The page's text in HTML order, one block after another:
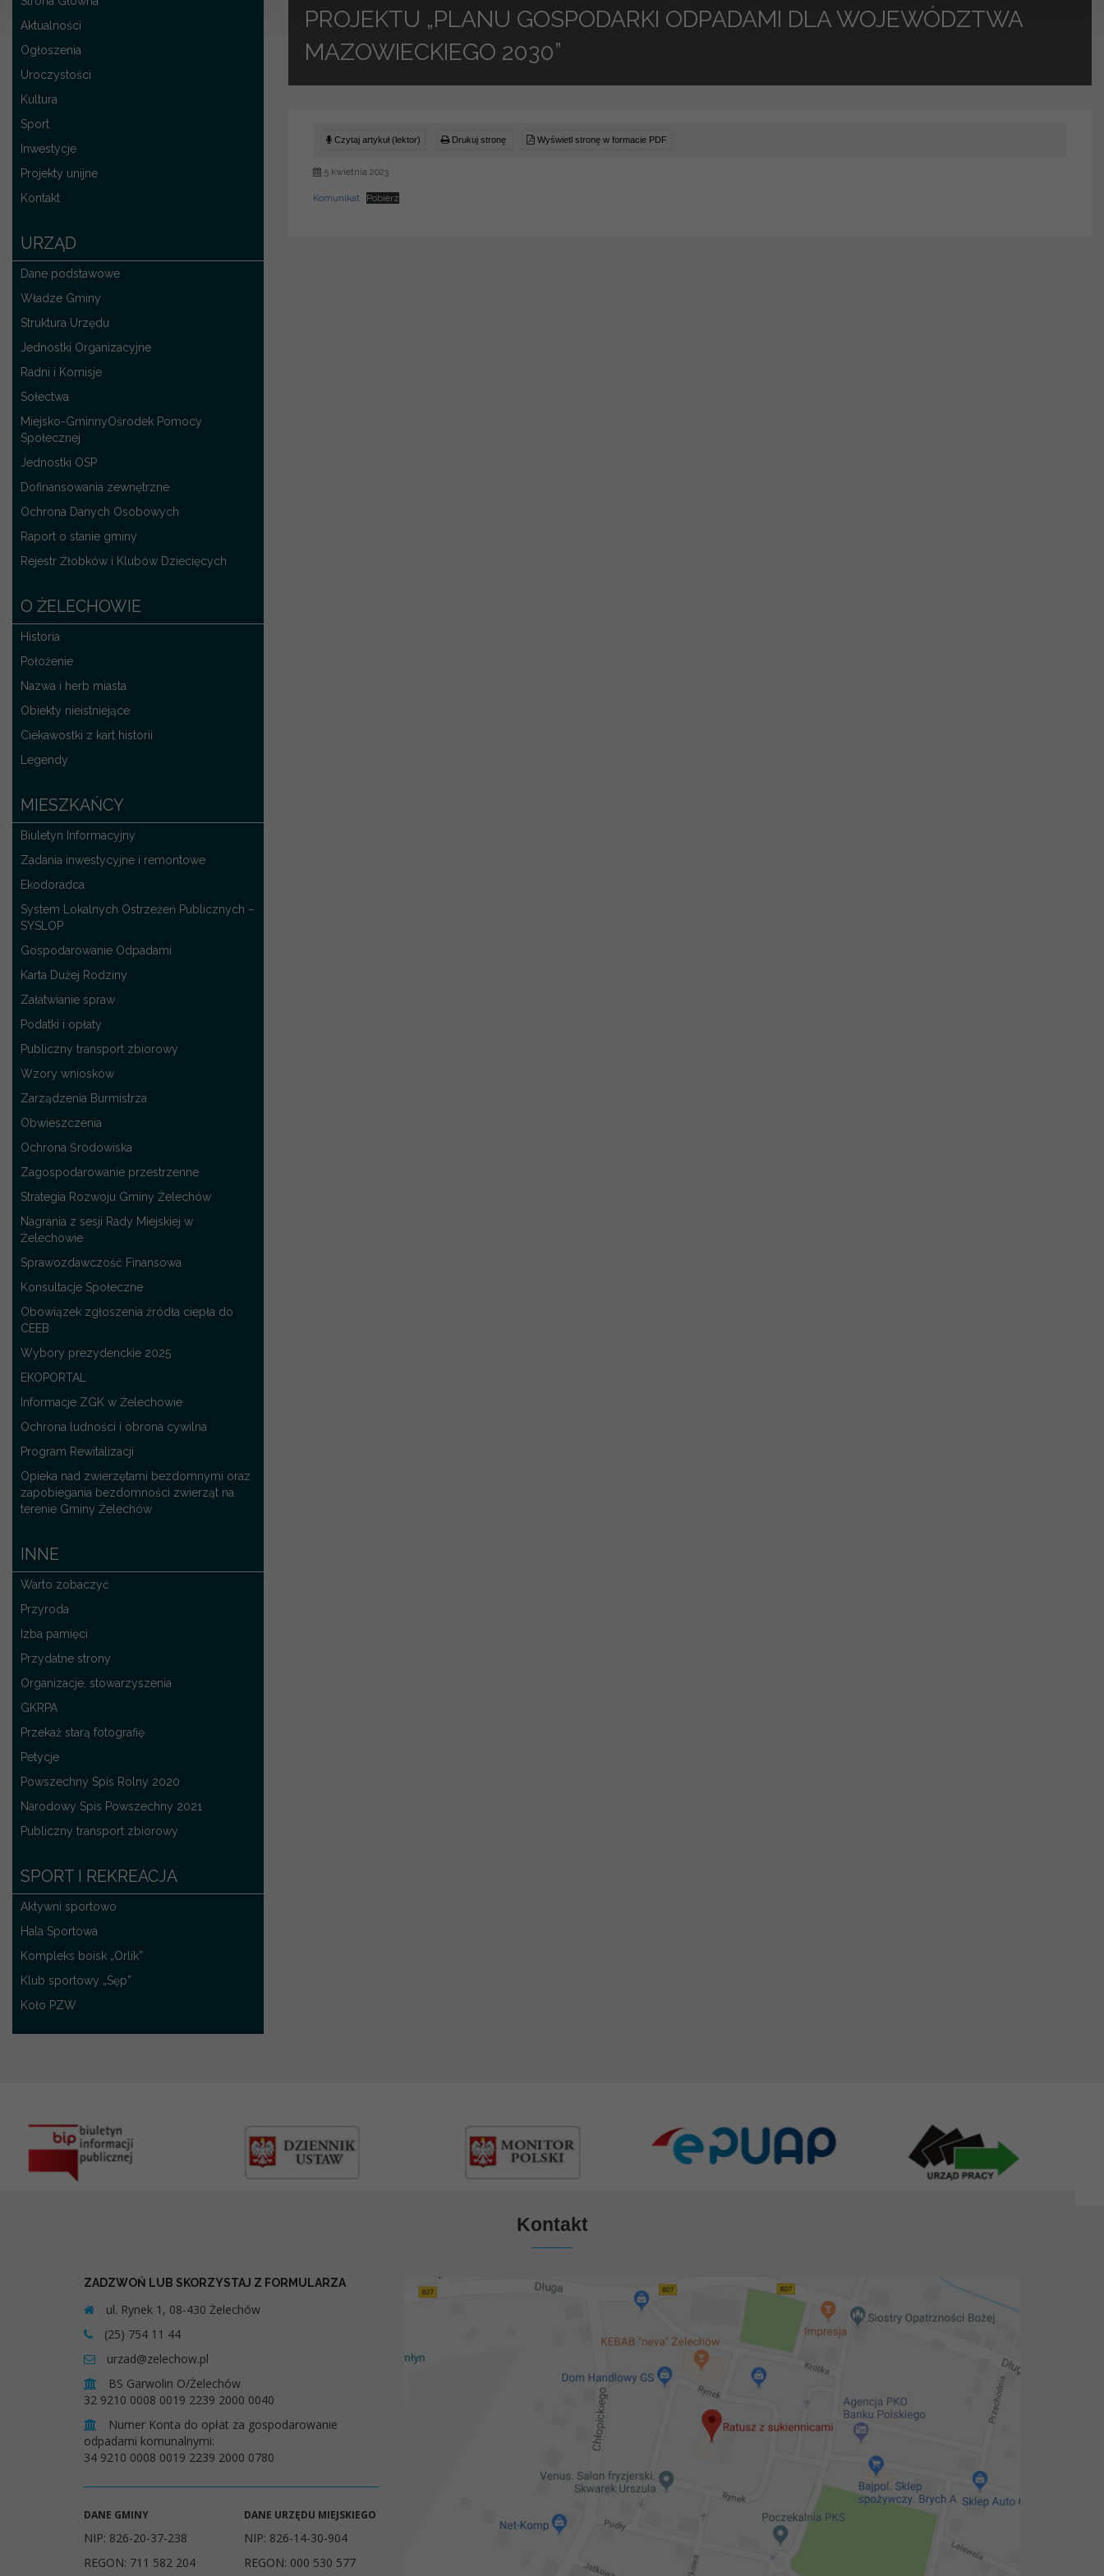
Aktualności
Ogłoszenia
Uroczystości
Kultura
Sport
Inwestycje
Projekty unijne
Kontakt
URZĄD
Dane podstawowe
Władze Gminy
Struktura Urzędu
Jednostki Organizacyjne
Radni i Komisje
Sołectwa
Miejsko-GminnyOśrodek Pomocy
Społecznej
Jednostki OSP
Dofinansowania zewnętrzne
Ochrona Danych Osobowych
Raport o stanie gminy
Rejestr Żłobków i Klubów Dziecięcych
O ŻELECHOWIE
Historia
Położenie
Nazwa i herb miasta
Obiekty nieistniejące
Ciekawostki z kart historii
Legendy
MIESZKAŃCY
Biuletyn Informacyjny
Zadania inwestycyjne i remontowe
Ekodoradca
System Lokalnych Ostrzeżeń Publicznych –
SYSLOP
Gospodarowanie Odpadami
Karta Dużej Rodziny
Załatwianie spraw
Podatki i opłaty
Publiczny transport zbiorowy
Wzory wniosków
Zarządzenia Burmistrza
Obwieszczenia
Ochrona Środowiska
Zagospodarowanie przestrzenne
Strategia Rozwoju Gminy Żelechów
Nagrania z sesji Rady Miejskiej w
Żelechowie
Sprawozdawczość Finansowa
Konsultacje Społeczne
Obowiązek zgłoszenia źródła ciepła do
CEEB
Wybory prezydenckie 2025
EKOPORTAL
Informacje ZGK w Żelechowie
Ochrona ludności i obrona cywilna
Program Rewitalizacji
Opieka nad zwierzętami bezdomnymi oraz
zapobiegania bezdomności zwierząt na
terenie Gminy Żelechów
INNE
Warto zobaczyć
Przyroda
Izba pamięci
Przydatne strony
Organizacje, stowarzyszenia
GKRPA
Przekaż starą fotografię
Petycje
Powszechny Spis Rolny 2020
Narodowy Spis Powszechny 2021
Publiczny transport zbiorowy
SPORT I REKREACJA
Aktywni sportowo
Hala Sportowa
Kompleks boisk „Orlik”
Klub sportowy „Sęp”
Koło PZW
PROJEKTU „PLANU GOSPODARKI ODPADAMI DLA WOJEWÓDZTWA
MAZOWIECKIEGO 2030”
Czytaj artykuł (lektor) Drukuj stronę Wyświetl stronę w formacie PDF
5 kwietnia 2023
Komunikat Pobierz
Kontakt
ZADZWOŃ LUB SKORZYSTAJ Z FORMULARZA
ul. Rynek 1, 08-430 Żelechów
(25) 754 11 44
urzad@zelechow.pl
BS Garwolin O/Żelechów
32 9210 0008 0019 2239 2000 0040
Numer Konta do opłat za gospodarowanie
odpadami komunalnymi:
34 9210 0008 0019 2239 2000 0780
DANE GMINY
NIP: 826-20-37-238
REGON: 711 582 204
DANE URZĘDU MIEJSKIEGO
NIP: 826-14-30-904
REGON: 000 530 577